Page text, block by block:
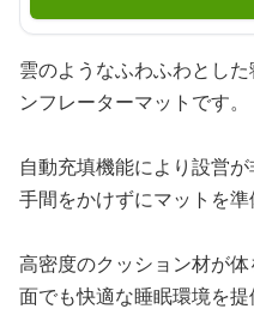
雲のようなふわふわとし
ンフレーターマットです。
自動充填機能により設営
手間をかけずにマットを準
高密度のクッション材が
面でも快適な睡眠環境を提